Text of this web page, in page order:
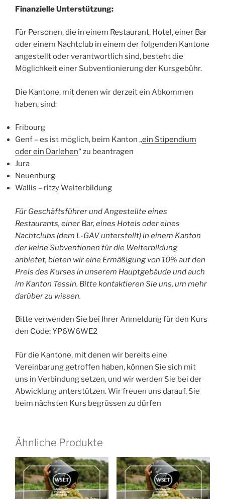
Finanzielle Unterstützung:
Für Personen, die in einem Restaurant, Hotel, einer Bar
oder einem Nachtclub in einem der folgenden Kantone
angestellt oder verantwortlich sind, besteht die
Möglichkeit einer Subventionierung der Kursgebühr.
Die Kantone, mit denen wir derzeit ein Abkommen
haben, sind:
Fribourg
Genf – es ist möglich, beim Kanton „ein Stipendium
oder ein Darlehen“ zu beantragen
Jura
Neuenburg
Wallis – ritzy Weiterbildung
Für Geschäftsführer und Angestellte eines
Restaurants, einer Bar, eines Hotels oder eines
Nachtclubs (dem L-GAV unterstellt) in einem Kanton
der keine Subventionen für die Weiterbildung
anbietet, bieten wir eine Ermäßigung von 10% auf den
Preis des Kurses in unserem Hauptgebäude und auch
im Kanton Tessin. Bitte kontaktieren Sie uns, um mehr
darüber zu wissen.
Bitte verwenden Sie bei Ihrer Anmeldung für den Kurs
den Code: YP6W6WE2
Für die Kantone, mit denen wir bereits eine
Vereinbarung getroffen haben, können Sie sich mit
uns in Verbindung setzen, und wir werden Sie bei der
Abwicklung unterstützen. Wir freuen uns darauf, Sie
beim nächsten Kurs begrüssen zu dürfen
Ähnliche Produkte